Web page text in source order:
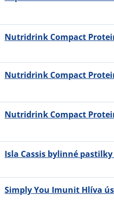
Nutridrink Compact
Nutridrink Compact
Nutridrink Compact
Isla Cassis bylinné
Simply You Imunit Hlíva